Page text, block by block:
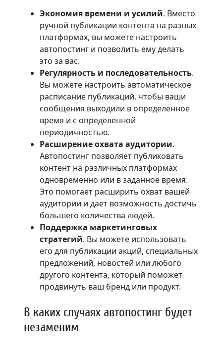
Экономия времени и усилий. Вместо
ручной публикации контента на разных
платформах, вы можете настроить
автопостинг и позволить ему делать
это за вас.
Регулярность и последовательность.
Вы можете настроить автоматическое
расписание публикаций, чтобы ваши
сообщения выходили в определенное
время и с определенной
периодичностью.
Расширение охвата аудитории.
Автопостинг позволяет публиковать
контент на различных платформах
одновременно или в заданное время.
Это помогает расширить охват вашей
аудитории и дает возможность достичь
большего количества людей.
Поддержка маркетинговых
стратегий. Вы можете использовать
его для публикации акций, специальных
предложений, новостей или любого
другого контента, который поможет
продвинуть ваш бренд или продукт.
В каких случаях автопостинг будет
незаменим